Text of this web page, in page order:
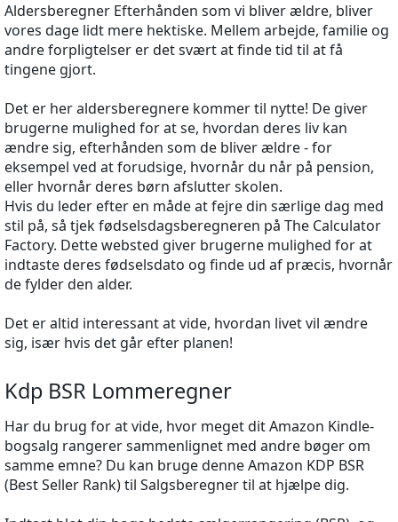
Aldersberegner Efterhånden som vi bliver ældre, bliver
vores dage lidt mere hektiske. Mellem arbejde, familie og
andre forpligtelser er det svært at finde tid til at få
tingene gjort.
Det er her aldersberegnere kommer til nytte! De giver
brugerne mulighed for at se, hvordan deres liv kan
ændre sig, efterhånden som de bliver ældre - for
eksempel ved at forudsige, hvornår du når på pension,
eller hvornår deres børn afslutter skolen.
Hvis du leder efter en måde at fejre din særlige dag med
stil på, så tjek fødselsdagsberegneren på The Calculator
Factory. Dette websted giver brugerne mulighed for at
indtaste deres fødselsdato og finde ud af præcis, hvornår
de fylder den alder.
Det er altid interessant at vide, hvordan livet vil ændre
sig, især hvis det går efter planen!
Kdp BSR Lommeregner
Har du brug for at vide, hvor meget dit Amazon Kindle-
bogsalg rangerer sammenlignet med andre bøger om
samme emne? Du kan bruge denne Amazon KDP BSR
(Best Seller Rank) til Salgsberegner til at hjælpe dig.